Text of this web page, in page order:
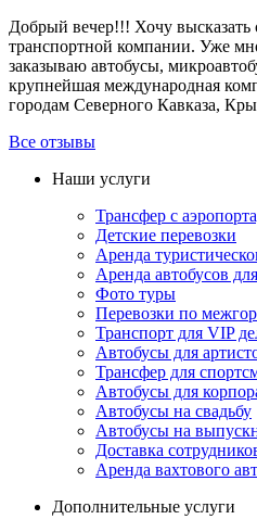
Добрый вечер!!! Хочу
транспортной компании. Уже
заказываю автобусы,
крупнейшая международная
городам Северного Кавказа,
Все отзывы
Наши услуги
Трансфер с
Детские перевозки
Аренда
Аренда автобусов
Фото туры
Перевозки по
Транспорт для VIP
Автобусы для
Трансфер для
Автобусы для
Автобусы на свадьбу
Автобусы на
Доставка
Аренда вахтового
Дополнительные услуги